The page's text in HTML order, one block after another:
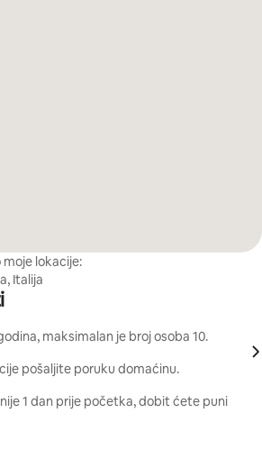
lokacije:
Italija
maksimalan je broj osoba 10.
pošaljite poruku domaćinu.
1 dan prije početka, dobit ćete puni